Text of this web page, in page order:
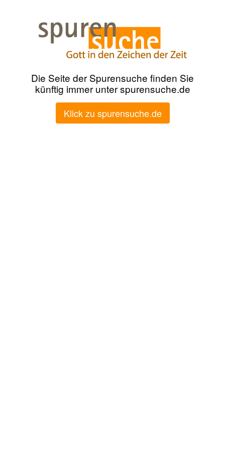
Die Seite der Spurensuche finden Sie
künftig immer unter spurensuche.de
Klick zu spurensuche.de